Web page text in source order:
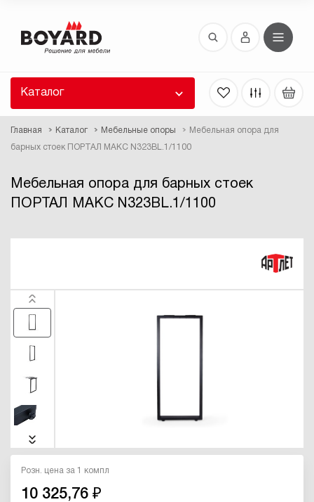
Каталог
Главная Каталог Мебельные опоры Мебельная опора для
барных стоек ПОРТАЛ МАКС N323BL.1/1100
Мебельная опора для барных стоек
ПОРТАЛ МАКС N323BL.1/1100
Розн. цена за 1 компл
10 325,76 ₽
Восстановление пароля
высланы вам по E-Mail.
ссылку для восстановления